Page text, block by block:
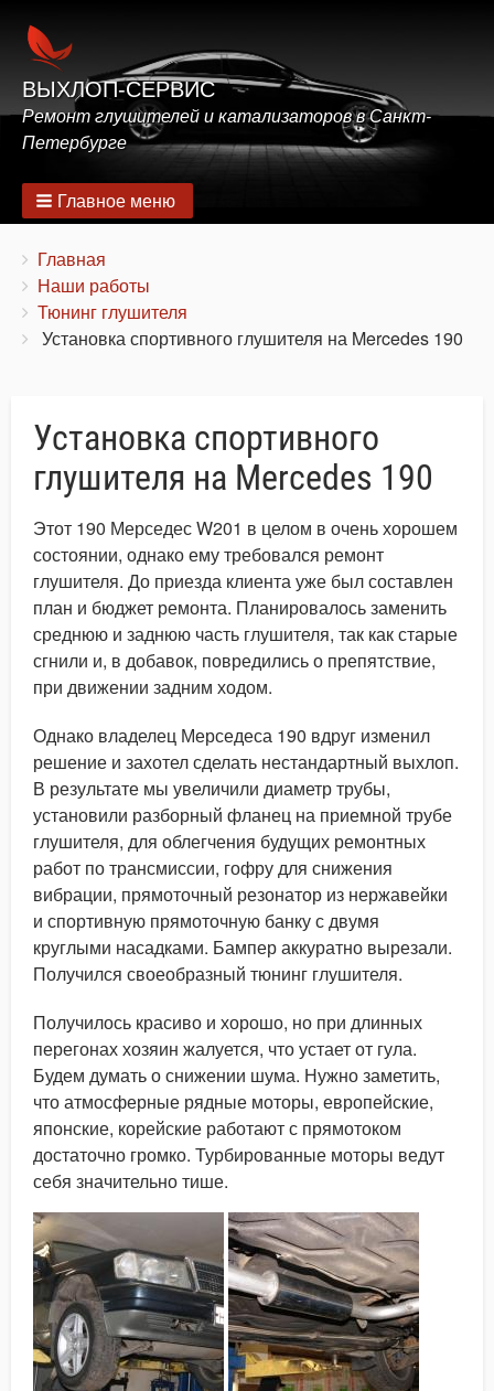
ВЫХЛОП-СЕРВИС
Ремонт глушителей и катализаторов в Санкт-
Петербурге
Главное меню
Строка
навигации
You
are
here:
Главная
Наши работы
Тюнинг глушителя
Установка спортивного глушителя на Mercedes 190
Установка спортивного
глушителя на Mercedes 190
Этот 190 Мерседес W201 в целом в очень хорошем
состоянии, однако ему требовался ремонт
глушителя. До приезда клиента уже был составлен
план и бюджет ремонта. Планировалось заменить
среднюю и заднюю часть глушителя, так как старые
сгнили и, в добавок, повредились о препятствие,
при движении задним ходом.
Однако владелец Мерседеса 190 вдруг изменил
решение и захотел сделать нестандартный выхлоп.
В результате мы увеличили диаметр трубы,
установили разборный фланец на приемной трубе
глушителя, для облегчения будущих ремонтных
работ по трансмиссии, гофру для снижения
вибрации, прямоточный резонатор из нержавейки
и спортивную прямоточную банку с двумя
круглыми насадками. Бампер аккуратно вырезали.
Получился своеобразный тюнинг глушителя.
Получилось красиво и хорошо, но при длинных
перегонах хозяин жалуется, что устает от гула.
Будем думать о снижении шума. Нужно заметить,
что атмосферные рядные моторы, европейские,
японские, корейские работают с прямотоком
достаточно громко. Турбированные моторы ведут
себя значительно тише.